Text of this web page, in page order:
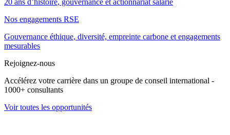
Nos engagements RSE
Gouvernance éthique, diversité, empreinte carbone et engagements
mesurables
Rejoignez-nous
Accélérez votre carrière dans un groupe de conseil international -
1000+ consultants
Voir toutes les opportunités